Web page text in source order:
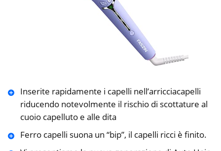
Inserite rapidamente i capelli nell’arricciacapelli
riducendo notevolmente il rischio di scottature al
cuoio capelluto e alle dita
Ferro capelli suona un “bip”, il capelli ricci è finito.